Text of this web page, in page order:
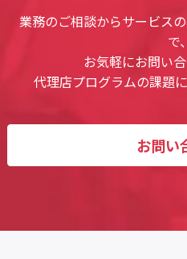
業務のご相談からサービス
で、
お気軽にお問い
代理店プログラムの課題
お問い